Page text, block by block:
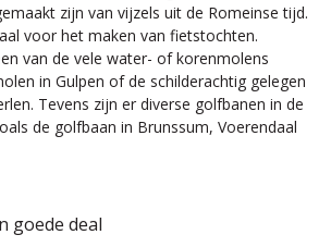
zijn van vijzels uit de Romeinse tijd.
voor het maken van fietstochten.
van de vele water- of korenmolens
in Gulpen of de schilderachtig gelegen
Tevens zijn er diverse golfbanen in de
de golfbaan in Brunssum, Voerendaal
goede deal